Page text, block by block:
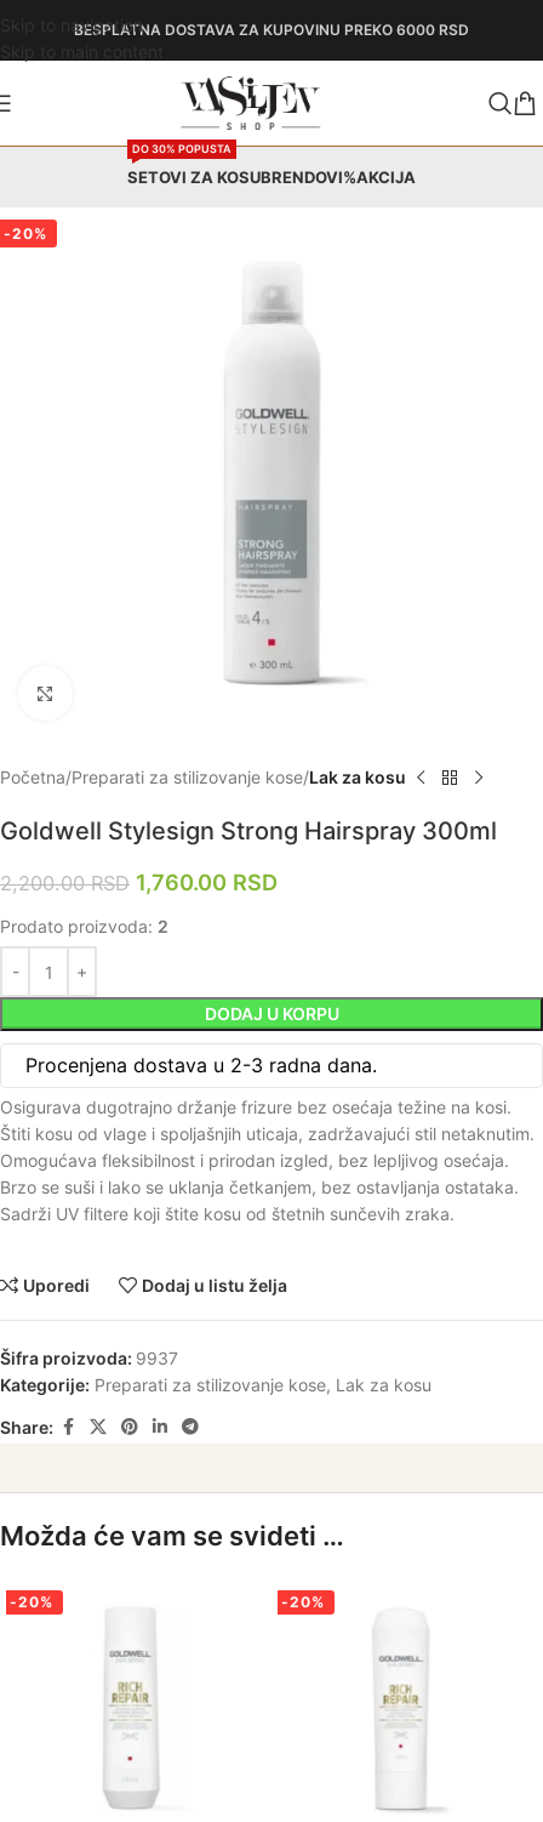
Skip to navigationBESPLATNA DOSTAVA ZA KUPOVINU PREKO 6000 RSD
SETOVI ZA KOSU
DO 30% POPUSTA
BRENDOVI%AKCIJA
-20%
Početna Preparati za stilizovanje kose Lak za kosu
Goldwell Stylesign Strong Hairspray 300ml
2,200.00RSD 1,760.00 RSD
Prodato proizvoda: 2
DODAJ U KORPU
Procenjena dostava u 2-3 radna dana.
Osigurava dugotrajno držanje frizure bez osećaja težine na kosi.
Štiti kosu od vlage i spoljašnjih uticaja, zadržavajući stil netaknutim.
Omogućava fleksibilnost i prirodan izgled, bez lepljivog osećaja.
Brzo se suši i lako se uklanja četkanjem, bez ostavljanja ostataka.
Sadrži UV filtere koji štite kosu od štetnih sunčevih zraka.
Uporedi Dodaj u listu želja
Šifra proizvoda: 9937
Kategorije: Preparati za stilizovanje kose, Lak za kosu
Share:
Možda će vam se svideti …
-20% -20%